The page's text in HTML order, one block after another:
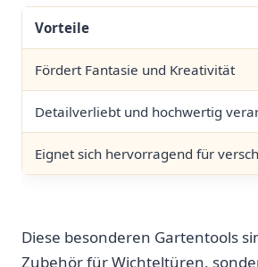
Vorteile
Fördert Fantasie und⁤ Kreativität
Detailverliebt und hochwertig
Eignet sich hervorragend ‌für
Diese besonderen Gartentools
Zubehör für Wichteltüren,⁢